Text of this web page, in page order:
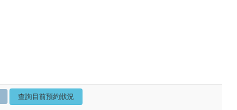
查詢目前預約狀況